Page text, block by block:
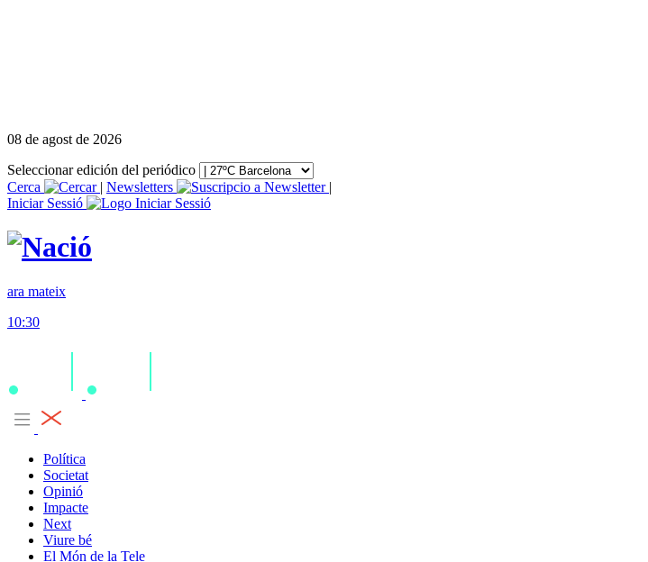
08 de agost de 2026
Seleccionar edición del periódico
Cerca
| Newsletters
|
Iniciar Sessió
ara mateix
10:30
Política
Societat
Opinió
Impacte
Next
Viure bé
El Món de la Tele